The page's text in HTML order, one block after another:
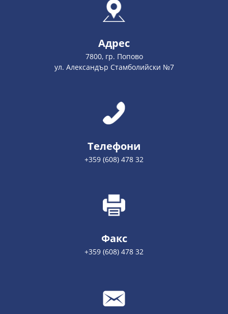
Адрес
7800, гр. Попово
ул. Александър Стамболийски №7
Телефони
+359 (608) 478 32
Факс
+359 (608) 478 32